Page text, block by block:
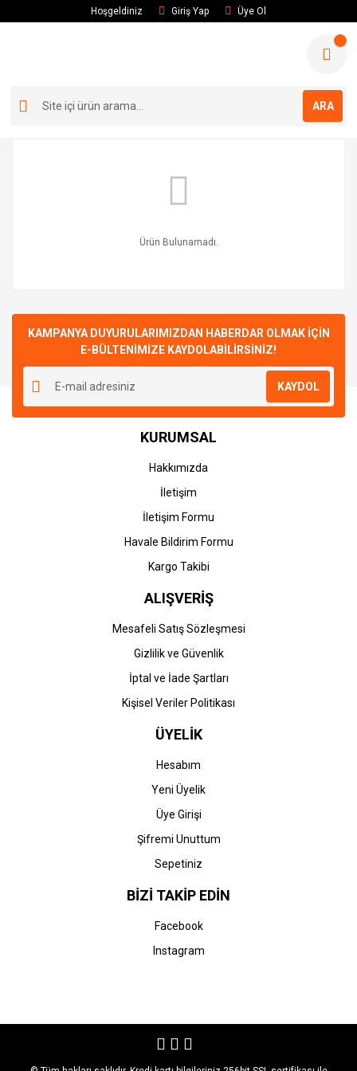
Hoşgeldiniz Giriş Yap Üye Ol
ARA
Ürün Bulunamadı.
KAMPANYA DUYURULARIMIZDAN HABERDAR OLMAK İÇİN
E-BÜLTENİMİZE KAYDOLABİLİRSİNİZ!
KAYDOL
KURUMSAL
Hakkımızda
İletişim
İletişim Formu
Havale Bildirim Formu
Kargo Takibi
ALIŞVERİŞ
Mesafeli Satış Sözleşmesi
Gizlilik ve Güvenlik
İptal ve İade Şartları
Kişisel Veriler Politikası
ÜYELİK
Hesabım
Yeni Üyelik
Üye Girişi
Şifremi Unuttum
Sepetiniz
BİZİ TAKİP EDİN
Facebook
Instagram